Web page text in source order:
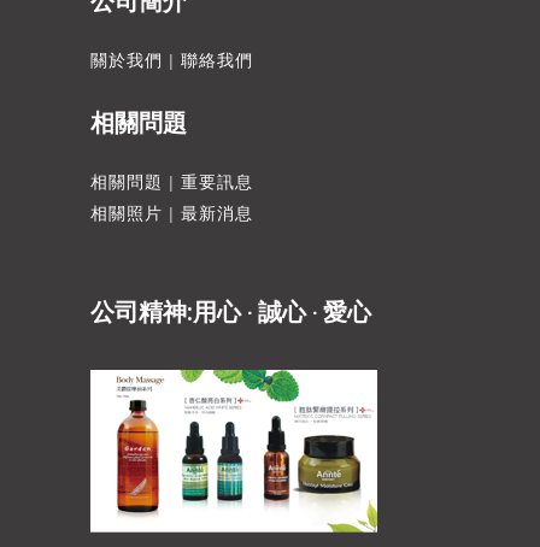
關於我們 | 聯絡我們
相關問題
相關問題 | 重要訊息
相關照片 | 最新消息
公司精神:用心 ‧ 誠心 ‧ 愛心